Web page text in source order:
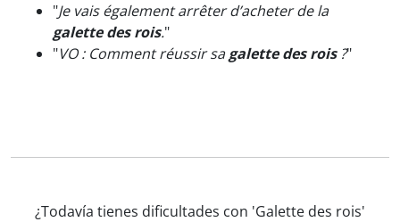
"Je vais également arrêter d’acheter de la
galette des rois."
"VO : Comment réussir sagalette des rois?"
¿Todavía tienes dificultades con 'Galette des rois'